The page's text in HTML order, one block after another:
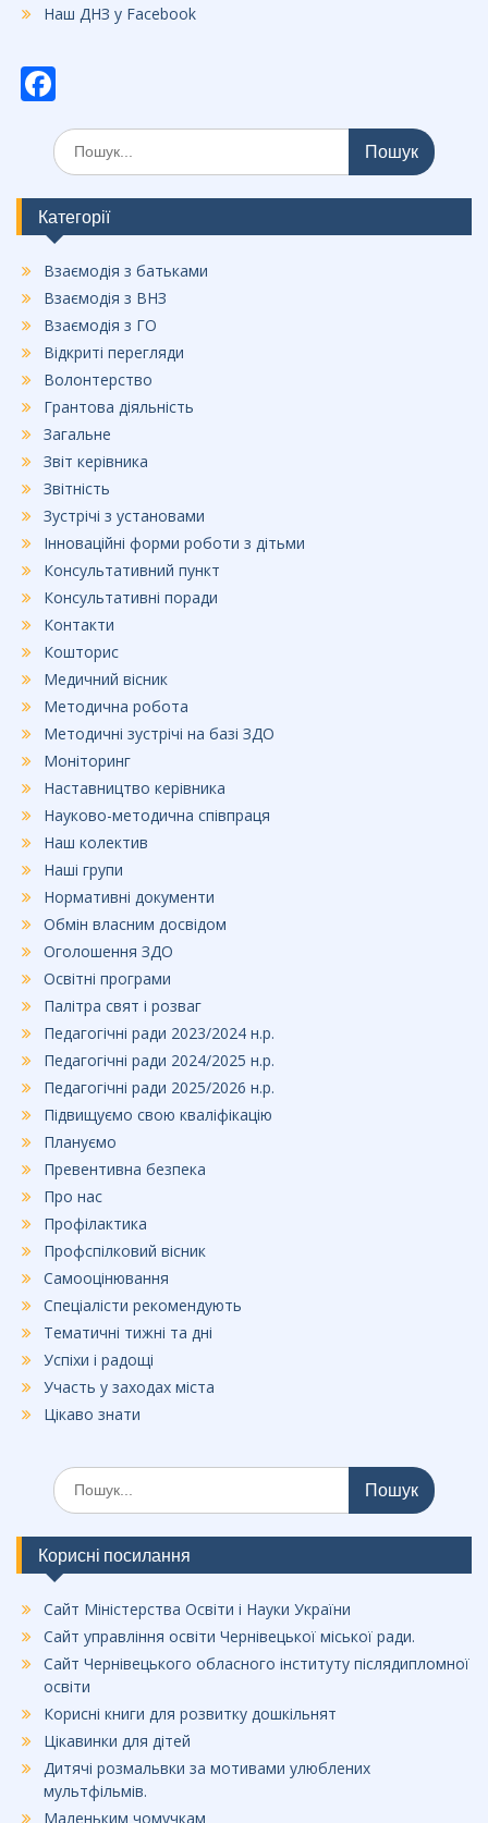
Наш ДНЗ у Facebook
ac
e
b
o
o
k
Шукати:
Категорії
Взаємодія з батьками
Взаємодія з ВНЗ
Взаємодія з ГО
Відкриті перегляди
Волонтерство
Грантова діяльність
Загальне
Звіт керівника
Звітність
Зустрічі з установами
Інноваційні форми роботи з дітьми
Консультативний пункт
Консультативні поради
Контакти
Кошторис
Медичний вісник
Методична робота
Методичні зустрічі на базі ЗДО
Моніторинг
Наставництво керівника
Науково-методична співпраця
Наш колектив
Наші групи
Нормативні документи
Обмін власним досвідом
Оголошення ЗДО
Освітні програми
Палітра свят і розваг
Педагогічні ради 2023/2024 н.р.
Педагогічні ради 2024/2025 н.р.
Педагогічні ради 2025/2026 н.р.
Підвищуємо свою кваліфікацію
Плануємо
Превентивна безпека
Про нас
Профілактика
Профспілковий вісник
Самооцінювання
Спеціалісти рекомендують
Тематичні тижні та дні
Успіхи і радощі
Участь у заходах міста
Цікаво знати
Шукати:
Корисні посилання
Сайт Міністерства Освіти і Науки України
Сайт управління освіти Чернівецької міської ради.
Сайт Чернівецького обласного інституту післядипломної
освіти
Корисні книги для розвитку дошкільнят
Цікавинки для дітей
Дитячі розмальвки за мотивами улюблених
мультфільмів.
Маленьким чомучкам